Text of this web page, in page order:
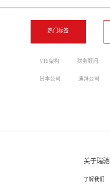
热门标签
VIE架构 财务顾问
日本公司 迪拜公司
关于瑞驰
了解我们